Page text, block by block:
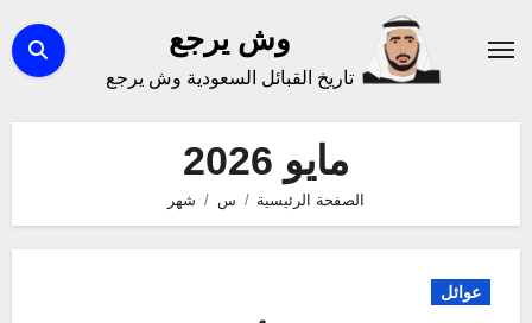
إلى
وش يرجع
تاريخ القبائل السعودية وش يرجع
مايو 2026
الصفحة الرئيسية س شهر
عوائل